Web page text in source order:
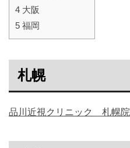
4 大阪
5 福岡
札幌
品川近視クリニック 札幌院